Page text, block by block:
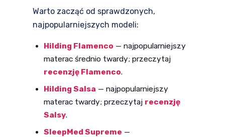
Warto zacząć od sprawdzonych,
najpopularniejszych modeli:
Hilding Flamenco — najpopularniejszy
materac średnio twardy; przeczytaj
recenzję Flamenco.
Hilding Salsa — najpopularniejszy
materac twardy; przeczytaj recenzję
Salsy.
SleepMed Supreme —